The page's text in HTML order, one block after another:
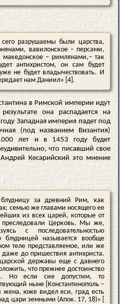
разрушаемы были царства,
вавилонское – персами,
– римлянами,– так
антихристом, он сам будет
не будет владычествовать. И
нам Даниил» [4].
в Римской империи идут
она распадается на
Западная империя падет под
(под названием Византия)
лет и в 1453 году будет
что писавший свое
Кесарийский это мнение
за древний Рим, как
семью же главами носящего ее
из всех царей, которые от
Церковь. Мы же,
с последовательностью
блудницей называется вообще
теле представляемое, или же
до пришествия антихриста.
державы еще с давнего
что прежнее достоинство
Но если сие допустим, то
ныне [Константинополь –
жена, юже видел еси, град есть
цари земными (Апок. 17, 18)» [